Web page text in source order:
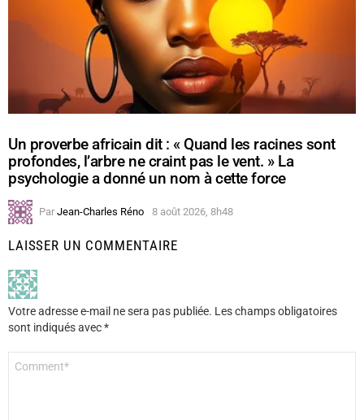
Un proverbe africain dit : « Quand les racines sont
profondes, l’arbre ne craint pas le vent. » La
psychologie a donné un nom à cette force
Par Jean-Charles Réno 8 août 2026, 8h48
LAISSER UN COMMENTAIRE
Votre adresse e-mail ne sera pas publiée. Les champs obligatoires
sont indiqués avec*